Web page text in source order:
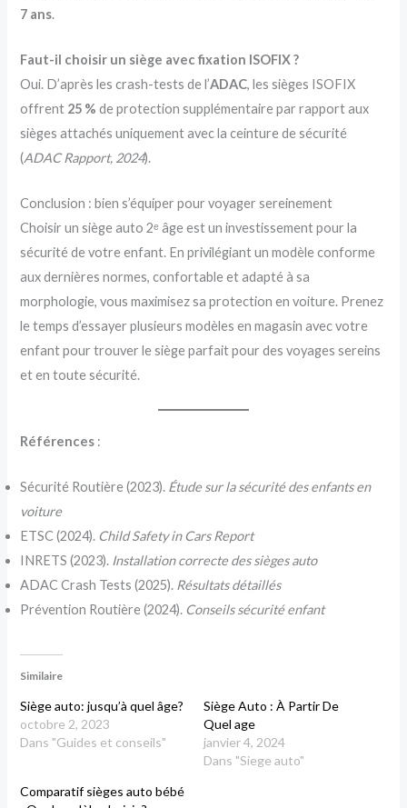
7 ans.
Faut-il choisir un siège avec fixation ISOFIX ?
Oui. D’après les crash-tests de l’ADAC, les sièges ISOFIX
offrent 25 % de protection supplémentaire par rapport aux
sièges attachés uniquement avec la ceinture de sécurité
(ADAC Rapport, 2024).
Conclusion : bien s’équiper pour voyager sereinement
Choisir un siège auto 2ᵉ âge est un investissement pour la
sécurité de votre enfant. En privilégiant un modèle conforme
aux dernières normes, confortable et adapté à sa
morphologie, vous maximisez sa protection en voiture. Prenez
le temps d’essayer plusieurs modèles en magasin avec votre
enfant pour trouver le siège parfait pour des voyages sereins
et en toute sécurité.
Références :
Sécurité Routière (2023). Étude sur la sécurité des enfants en
voiture
ETSC (2024). Child Safety in Cars Report
INRETS (2023). Installation correcte des sièges auto
ADAC Crash Tests (2025). Résultats détaillés
Prévention Routière (2024). Conseils sécurité enfant
Similaire
Siège auto: jusqu’à quel âge?
octobre 2, 2023
Dans "Guides et conseils"
Siège Auto : À Partir De
Quel age
janvier 4, 2024
Dans "Siege auto"
Comparatif sièges auto bébé